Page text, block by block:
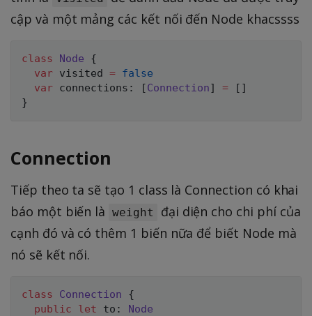
cập và một mảng các kết nối đến Node khacssss
class Node
{
var visited = false
var connections : [Connection] = [ ]
}
Connection
Tiếp theo ta sẽ tạo 1 class là Connection có khai
báo một biến là weight
đại diện cho chi phí của
cạnh đó và có thêm 1 biến nữa để biết Node mà
nó sẽ kết nối.
class Connection
{
public
let to :
Node